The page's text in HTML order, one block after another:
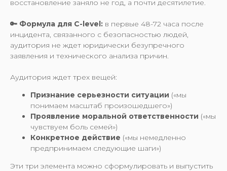
восстановление заняло не год, а почти десятилетие.
🔑 Формула для C-level: в первые 48-72 часа после
инцидента, связанного с безопасностью людей,
аудитория не ждет юридически безупречного
заявления и технического анализа причин.
Аудитория ждет трех вещей:
Признание серьезности ситуации («мы
понимаем масштаб произошедшего»)
Проявление моральной ответственности («мы
чувствуем боль семей»)
Конкретное действие («мы немедленно
предпринимаем следующие шаги»)
Эти три элемента можно сформулировать и выпустить